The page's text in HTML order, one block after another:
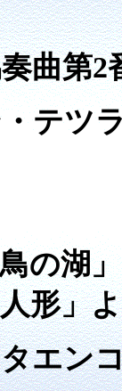
曲第2
テツ
の湖
形」
エン